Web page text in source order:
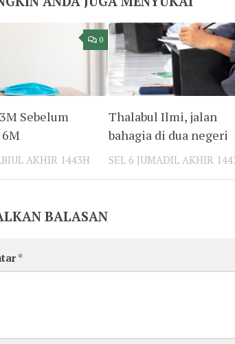
0
Sebelum
AKHIR 1443H
Thalabul Ilmi, jalan
bahagia di dua negeri
SEL 6 JUMADIL AKHIR
BALASAN
*